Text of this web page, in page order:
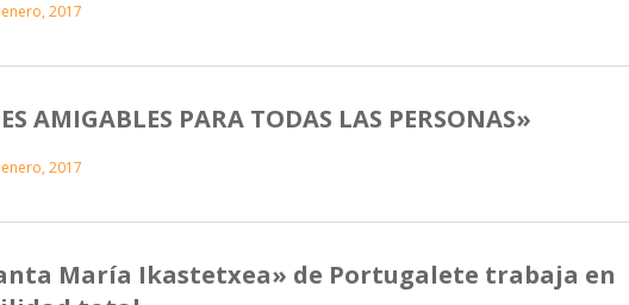
2017
AMIGABLES PARA TODAS LAS PERSONAS»
2017
María Ikastetxea» de Portugalete trabaja en